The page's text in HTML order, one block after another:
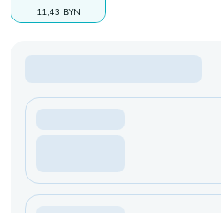
11,43 BYN